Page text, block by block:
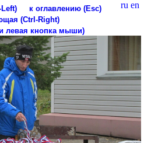
ru en
к оглавлению (Esc)
(Ctrl-Right)
левая кнопка мыши)